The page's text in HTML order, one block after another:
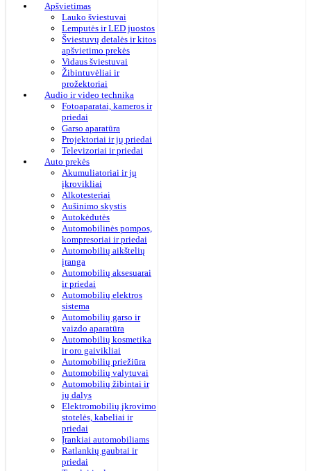
Apšvietimas
Lauko šviestuvai
Lemputės ir LED juostos
Šviestuvų detalės ir kitos
apšvietimo prekės
Vidaus šviestuvai
Žibintuvėliai ir
prožektoriai
Audio ir video technika
Fotoaparatai, kameros ir
priedai
Garso aparatūra
Projektoriai ir jų priedai
Televizoriai ir priedai
Auto prekės
Akumuliatoriai ir jų
įkrovikliai
Alkotesteriai
Aušinimo skystis
Autokėdutės
Automobilinės pompos,
kompresoriai ir priedai
Automobilių aikštelių
įranga
Automobilių aksesuarai
ir priedai
Automobilių elektros
sistema
Automobilių garso ir
vaizdo aparatūra
Automobilių kosmetika
ir oro gaivikliai
Automobilių priežiūra
Automobilių valytuvai
Automobilių žibintai ir
jų dalys
Elektromobilių įkrovimo
stotelės, kabeliai ir
priedai
Įrankiai automobiliams
Ratlankių gaubtai ir
priedai